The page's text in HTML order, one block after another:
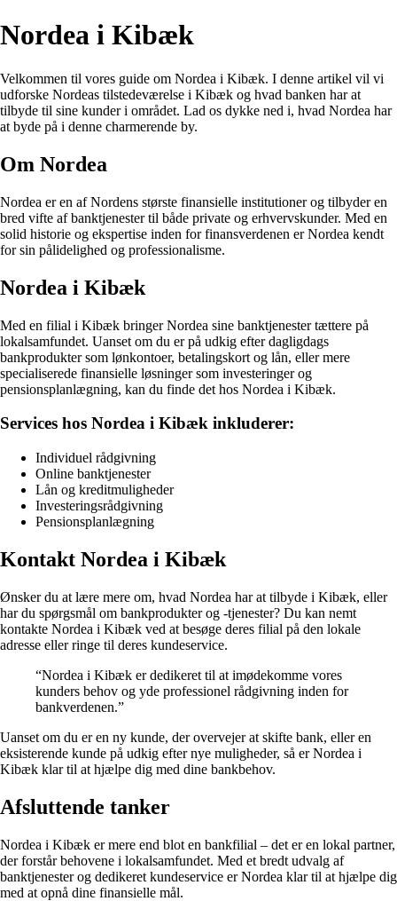
Nordea i Kibæk
Velkommen til vores guide om Nordea i Kibæk. I denne artikel vil vi
udforske Nordeas tilstedeværelse i Kibæk og hvad banken har at
tilbyde til sine kunder i området. Lad os dykke ned i, hvad Nordea har
at byde på i denne charmerende by.
Om Nordea
Nordea er en af Nordens største finansielle institutioner og tilbyder en
bred vifte af banktjenester til både private og erhvervskunder. Med en
solid historie og ekspertise inden for finansverdenen er Nordea kendt
for sin pålidelighed og professionalisme.
Nordea i Kibæk
Med en filial i Kibæk bringer Nordea sine banktjenester tættere på
lokalsamfundet. Uanset om du er på udkig efter dagligdags
bankprodukter som lønkontoer, betalingskort og lån, eller mere
specialiserede finansielle løsninger som investeringer og
pensionsplanlægning, kan du finde det hos Nordea i Kibæk.
Services hos Nordea i Kibæk inkluderer:
Individuel rådgivning
Online banktjenester
Lån og kreditmuligheder
Investeringsrådgivning
Pensionsplanlægning
Kontakt Nordea i Kibæk
Ønsker du at lære mere om, hvad Nordea har at tilbyde i Kibæk, eller
har du spørgsmål om bankprodukter og -tjenester? Du kan nemt
kontakte Nordea i Kibæk ved at besøge deres filial på den lokale
adresse eller ringe til deres kundeservice.
“Nordea i Kibæk er dedikeret til at imødekomme vores
kunders behov og yde professionel rådgivning inden for
bankverdenen.”
Uanset om du er en ny kunde, der overvejer at skifte bank, eller en
eksisterende kunde på udkig efter nye muligheder, så er Nordea i
Kibæk klar til at hjælpe dig med dine bankbehov.
Afsluttende tanker
Nordea i Kibæk er mere end blot en bankfilial – det er en lokal partner,
der forstår behovene i lokalsamfundet. Med et bredt udvalg af
banktjenester og dedikeret kundeservice er Nordea klar til at hjælpe dig
med at opnå dine finansielle mål.